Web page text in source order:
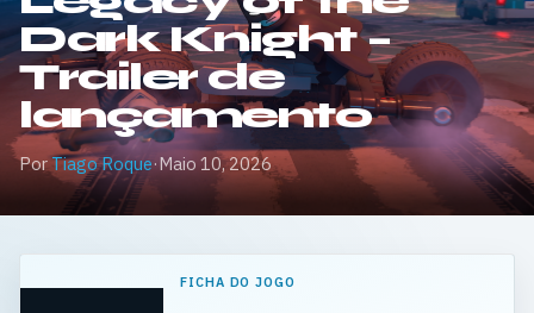
Dark Knight –
Trailer de
lançamento
PorTiago Roque·Maio 10, 2026
FICHA DO JOGO